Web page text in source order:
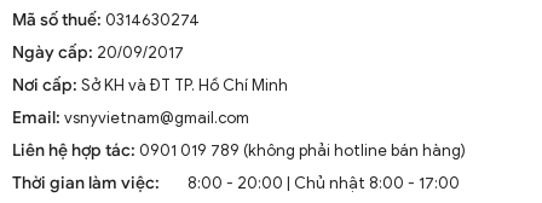
Mã số thuế: 0314630274
Ngày cấp: 20/09/2017
Nơi cấp: Sở KH và ĐT TP. Hồ Chí Minh
Email: vsnyvietnam@gmail.com
Liên hệ hợp tác: 0901 019 789 (không phải hotline bán hàng)
Thời gian làm việc:
8:00 - 20:00 | Chủ nhật 8:00 - 17:00